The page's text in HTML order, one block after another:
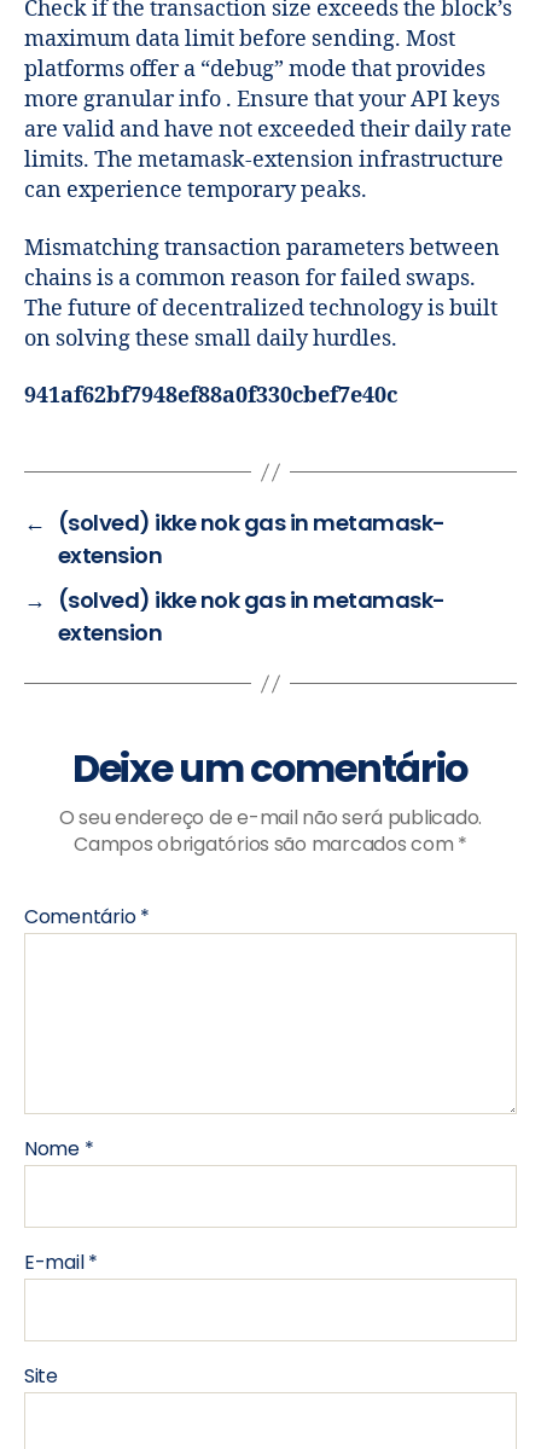
Check if the transaction size exceeds the block’s
maximum data limit before sending. Most
platforms offer a “debug” mode that provides
more granular info . Ensure that your API keys
are valid and have not exceeded their daily rate
limits. The metamask-extension infrastructure
can experience temporary peaks.
Mismatching transaction parameters between
chains is a common reason for failed swaps.
The future of decentralized technology is built
on solving these small daily hurdles.
941af62bf7948ef88a0f330cbef7e40c
← (solved) ikke nok gas in metamask-
extension
→ (solved) ikke nok gas in metamask-
extension
Deixe um comentário
O seu endereço de e-mail não será publicado.
Campos obrigatórios são marcados com *
Comentário*
Nome *
E-mail*
Site